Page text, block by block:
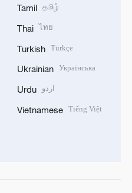
Tamil தமிழ்
Thai ไทย
Turkish Türkçe
Ukrainian Українська
Urdu اردو
Vietnamese Tiếng Việt